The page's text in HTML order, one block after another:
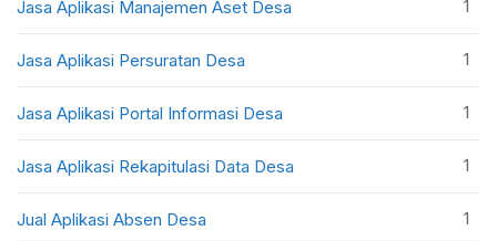
Jasa Aplikasi Manajemen Aset Desa 1
Jasa Aplikasi Persuratan Desa 1
Jasa Aplikasi Portal Informasi Desa 1
Jasa Aplikasi Rekapitulasi Data Desa 1
Jual Aplikasi Absen Desa 1